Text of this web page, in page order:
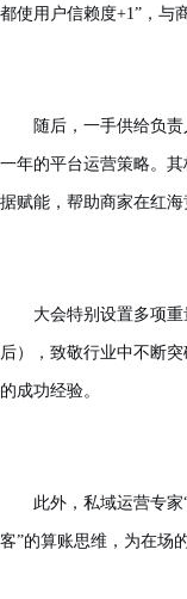
都使用户信赖度+1”，与
随后，一手供给负
一年的平台运营策略。
据赋能，帮助商家在红海
大会特别设置多项
后），致敬行业中不断
的成功经验。
此外，私域运营专
客”的算账思维，为在场